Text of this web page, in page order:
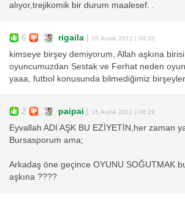
alıyor,trejikomik bir durum maalesef. .
6 rigaila | 15 Aralık 2012 | 09:33
kimseye birşey demiyorum, Allah aşkına birisi
oyuncumuzdan Sestak ve Ferhat neden
yaaa, futbol konusunda bilmediğimiz
2 paipai | 15 Aralık 2012 | 08:29
Eyvallah ADI AŞK BU EZİYETİN,her zaman
Bursasporum ama;
Arkadaş öne geçince OYUNU SOĞUTMAK
aşkına ????